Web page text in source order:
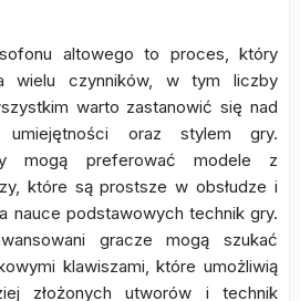
altowego to proces, który
wielu czynników, w tym liczby
warto zastanowić się nad
umiejętności oraz stylem gry.
mogą preferować modele z
które są prostsze w obsłudze i
nauce podstawowych technik gry.
gracze mogą szukać
klawiszami, które umożliwią
złożonych utworów i technik